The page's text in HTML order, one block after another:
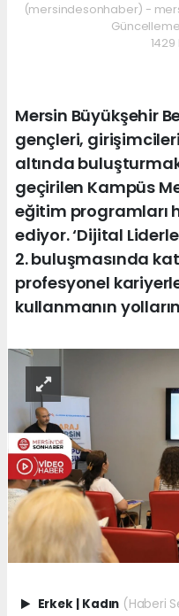
(mersindesonhaber) -
Mersin Büyükşehir
gençleri, girişimcileri
altında
geçirilen Kampüs
eğitim programları
ediyor. ‘Dijital
2. buluşmasında
profesyonel
kullanmanın
Erkek | Kadın (Haberi